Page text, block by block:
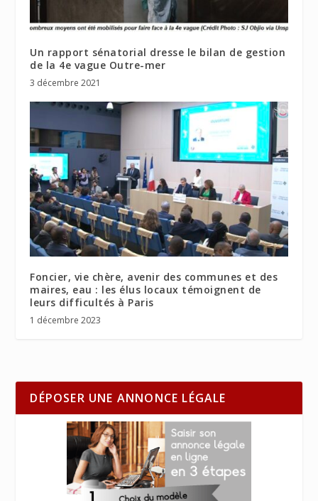
Un rapport sénatorial dresse le bilan de gestion
de la 4e vague Outre-mer
3 décembre 2021
Foncier, vie chère, avenir des communes et des
maires, eau : les élus locaux témoignent de
leurs difficultés à Paris
1 décembre 2023
DÉPOSER UNE ANNONCE LÉGALE